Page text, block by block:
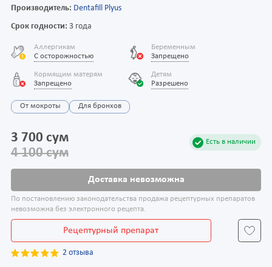
Производитель: Dentafill Plyus
Срок годности: 3 года
Аллергикам
С осторожностью
Беременным
Запрещено
Кормящим матерям
Запрещено
Детям
Разрешено
От мокроты Для бронхов
Есть в наличии
3 700 сум
4 100 сум
Доставка невозможна
По постановлению законодательства продажа рецептурных препаратов
невозможна без электронного рецепта.
Рецептурный препарат
2 отзыва